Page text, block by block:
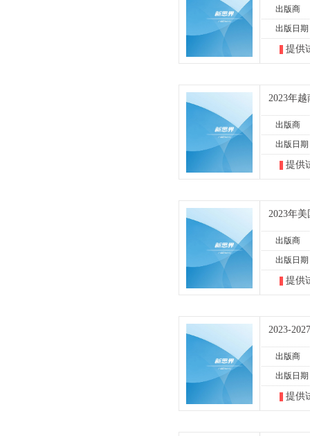
出版商
出版日期
提供
2023年
出版商
出版日期
提供
2023年
出版商
出版日期
提供
2023-
出版商
出版日期
提供